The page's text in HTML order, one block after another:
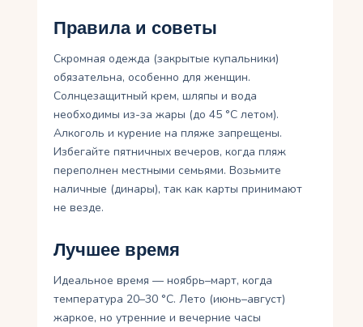
Правила и советы
Скромная одежда (закрытые купальники)
обязательна, особенно для женщин.
Солнцезащитный крем, шляпы и вода
необходимы из-за жары (до 45 °C летом).
Алкоголь и курение на пляже запрещены.
Избегайте пятничных вечеров, когда пляж
переполнен местными семьями. Возьмите
наличные (динары), так как карты принимают
не везде.
Лучшее время
Идеальное время — ноябрь–март, когда
температура 20–30 °C. Лето (июнь–август)
жаркое, но утренние и вечерние часы